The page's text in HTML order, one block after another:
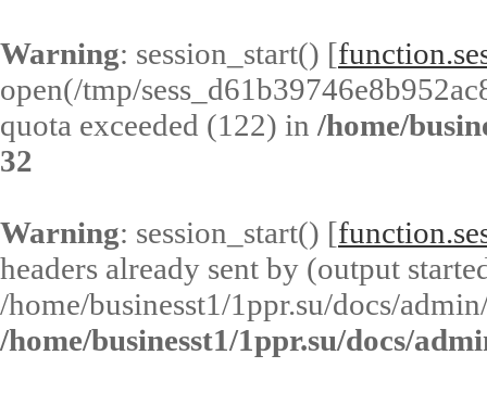
Warning: session_start() [
open(/tmp/
quota exceeded (122) in /home/
32
Warning: session_start() [
headers already sent by (output
/home/businesst1/1ppr.su/docs/
/home/businesst1/1ppr.su/docs/